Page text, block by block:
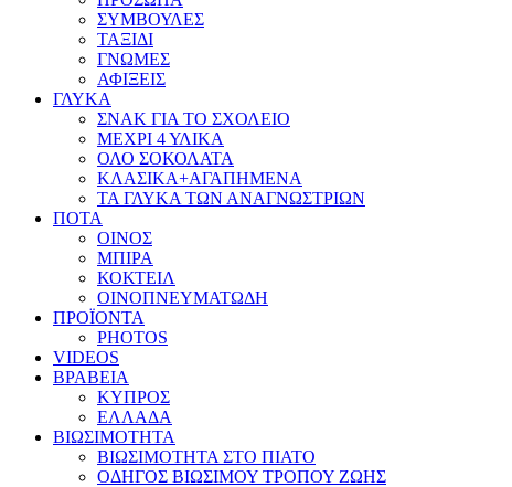
ΣΥΜΒΟΥΛΕΣ
ΤΑΞΙΔΙ
ΓΝΩΜΕΣ
ΑΦΙΞΕΙΣ
ΓΛΥΚΑ
ΣΝΑΚ ΓΙΑ ΤΟ ΣΧΟΛΕΙΟ
ΜΕΧΡΙ 4 ΥΛΙΚΑ
ΟΛΟ ΣΟΚΟΛΑΤΑ
ΚΛΑΣΙΚΑ+ΑΓΑΠΗΜΕΝΑ
ΤΑ ΓΛΥΚΑ ΤΩΝ ΑΝΑΓΝΩΣΤΡΙΩΝ
ΠΟΤΑ
ΟΙΝΟΣ
ΜΠΙΡΑ
ΚΟΚΤΕΙΛ
ΟΙΝΟΠΝΕΥΜΑΤΩΔΗ
ΠΡΟΪΟΝΤΑ
PHOTOS
VIDEOS
ΒΡΑΒΕΙΑ
ΚΥΠΡΟΣ
ΕΛΛΑΔΑ
ΒΙΩΣΙΜΟΤΗΤΑ
ΒΙΩΣΙΜΟΤΗΤΑ ΣΤΟ ΠΙΑΤΟ
ΟΔΗΓΟΣ ΒΙΩΣΙΜΟΥ ΤΡΟΠΟΥ ΖΩΗΣ